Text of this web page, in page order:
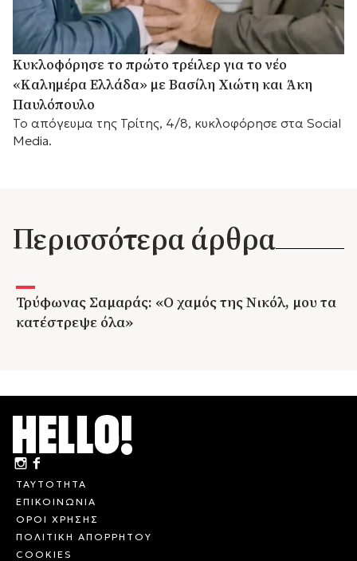
Κυκλοφόρησε το πρώτο τρέιλερ για το νέο
«Καλημέρα Ελλάδα» με Βασίλη Χιώτη και Άκη
Παυλόπουλο
Το απόγευμα της Τρίτης, 4/8, κυκλοφόρησε στα Social
Media.
Περισσότερα άρθρα
Τρύφωνας Σαμαράς: «Ο χαμός της Νικόλ, μου τα
κατέστρεψε όλα»
ΤΑΥΤΟΤΗΤΑ
ΕΠΙΚΟΙΝΩΝΙΑ
ΟΡΟΙ ΧΡΗΣΗΣ
ΠΟΛΙΤΙΚΗ ΑΠΟΡΡΗΤΟΥ
COOKIES